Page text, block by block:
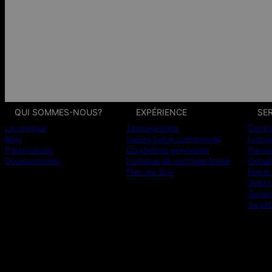
QUI SOMMES-NOUS?
La marque
Blog
Partenariats
D’accessibilité
EXPÉRIENCE
Témoignages
Suivre votre commande
Conditions générales
Politique de confidentialité
Plan du Site
Se